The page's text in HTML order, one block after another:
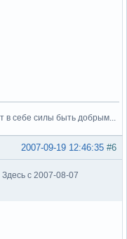
в себе силы быть добрым...
#6
2007-09-19 12:46:35
Здесь с 2007-08-07